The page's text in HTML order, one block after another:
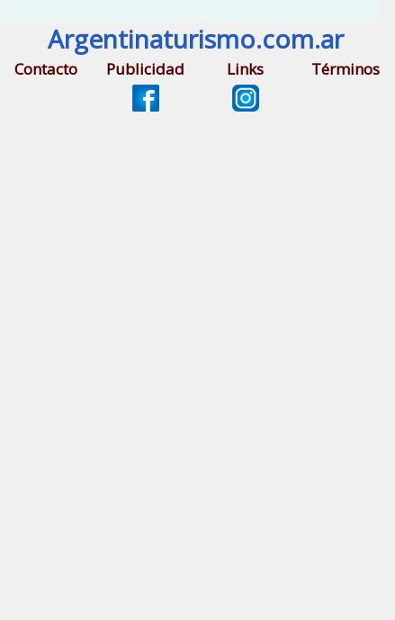
Argentinaturismo.com.ar
Contacto Publicidad Links Términos